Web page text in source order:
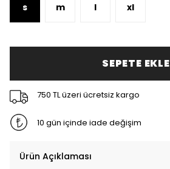
s m l xl
SEPETE EKLE
750 TL üzeri ücretsiz kargo
10 gün içinde iade değişim
Ürün Açıklaması